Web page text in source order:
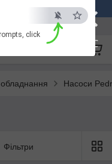
×
ESC
click
26-56 (viber)
Насоси
Фільтри